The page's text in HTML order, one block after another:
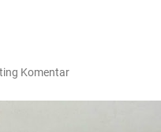
Komentar